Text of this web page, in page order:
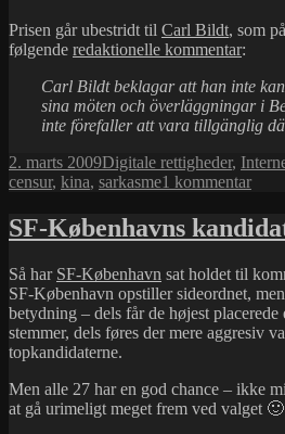
Prisen går ubestridt til Carl Bildt, som
følgende redaktionelle kommentar:
Carl Bildt beklagar att han inte
sina möten och överläggningar i
inte förefaller att vara tillgänglig
Udgivet
i
2. marts 2009Kategorier
Digitale rettigheder,
censur, kina, sarkasme1 kommentartil
SF-Københavns
Så har SF-København sat holdet til
SF-København opstiller sideordnet,
betydning – dels får de højest
stemmer, dels føres der mere aggresiv
topkandidaterne.
Men alle 27 har en god chance – ikke
at gå urimeligt meget frem ved valget